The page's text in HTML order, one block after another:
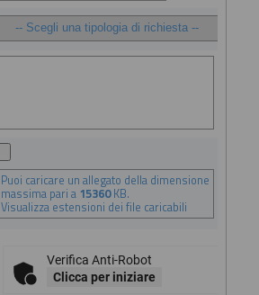
Puoi caricare un allegato della dimensione
massima pari a 15360KB.
Visualizza estensioni dei file caricabili
Verifica Anti-Robot
Clicca per iniziare